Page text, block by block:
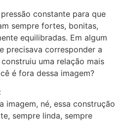
constante para que
sempre fortes, bonitas,
equilibradas. Em algum
precisava corresponder a
uma relação mais
é fora dessa imagem?
imagem, né, essa construção
sempre linda, sempre